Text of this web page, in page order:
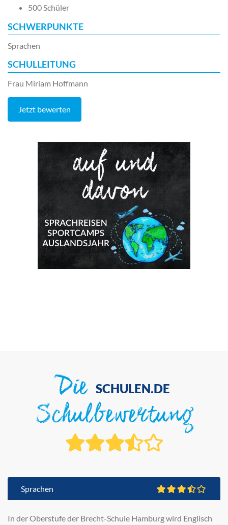
500 Schüler
SCHWERPUNKTE
Sprachen
SCHULLEITUNG
Frau Miriam Hoffmann
Jetzt bewerten
Die SCHULEN.DE
Schulbewertung
Sprachen
In der Oberstufe der Brecht-Schule Hamburg wird Englisch